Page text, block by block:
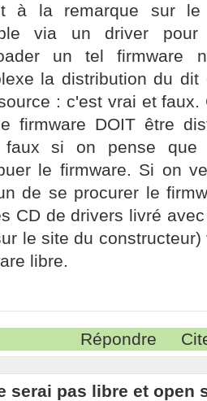
à la remarque sur
via un driver pour
un tel firmware
la distribution du
: c'est vrai et
firmware DOIT être
faux si on pense
le firmware. Si on
de se procurer le
CD de drivers livré
le site du
libre.
Répondre
serai pas libre et open